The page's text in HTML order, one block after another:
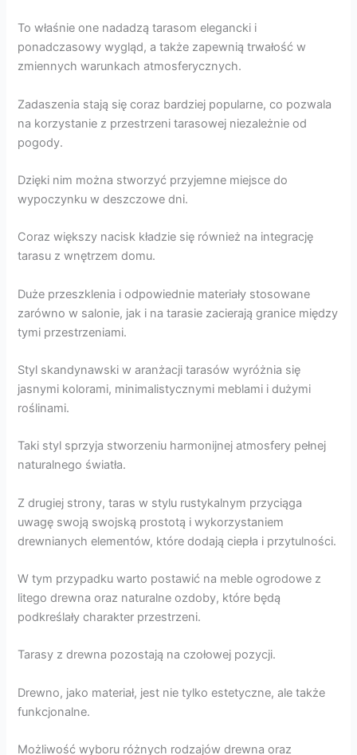
To właśnie one nadadzą tarasom elegancki i
ponadczasowy wygląd, a także zapewnią trwałość w
zmiennych warunkach atmosferycznych.
Zadaszenia stają się coraz bardziej popularne, co pozwala
na korzystanie z przestrzeni tarasowej niezależnie od
pogody.
Dzięki nim można stworzyć przyjemne miejsce do
wypoczynku w deszczowe dni.
Coraz większy nacisk kładzie się również na integrację
tarasu z wnętrzem domu.
Duże przeszklenia i odpowiednie materiały stosowane
zarówno w salonie, jak i na tarasie zacierają granice między
tymi przestrzeniami.
Styl skandynawski w aranżacji tarasów wyróżnia się
jasnymi kolorami, minimalistycznymi meblami i dużymi
roślinami.
Taki styl sprzyja stworzeniu harmonijnej atmosfery pełnej
naturalnego światła.
Z drugiej strony, taras w stylu rustykalnym przyciąga
uwagę swoją swojską prostotą i wykorzystaniem
drewnianych elementów, które dodają ciepła i przytulności.
W tym przypadku warto postawić na meble ogrodowe z
litego drewna oraz naturalne ozdoby, które będą
podkreślały charakter przestrzeni.
Tarasy z drewna pozostają na czołowej pozycji.
Drewno, jako materiał, jest nie tylko estetyczne, ale także
funkcjonalne.
Możliwość wyboru różnych rodzajów drewna oraz